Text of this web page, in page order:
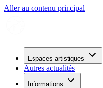
Aller au contenu principal
Espaces artistiques
Autres actualités
Informations